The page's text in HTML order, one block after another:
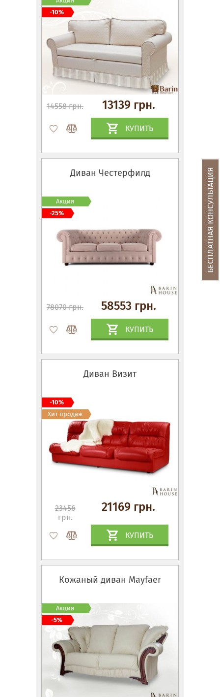
14558 грн. 13139 грн.
КУПИТЬ
-10%
Диван Честерфилд
78070 грн. 58553 грн.
КУПИТЬ
Акция
-25%
Диван Визит
23456
грн.
21169 грн.
КУПИТЬ
-10%
Хит продаж
Кожаный диван Mayfaer
Акция
-5%
БЕСПЛАТНАЯ КОНСУЛЬТАЦИЯ